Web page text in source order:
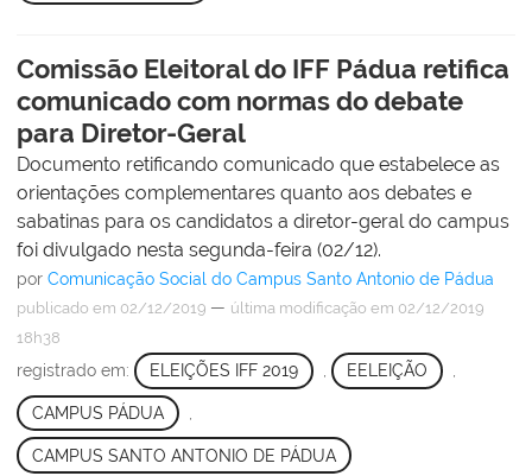
Comissão Eleitoral do IFF Pádua retifica
comunicado com normas do debate
para Diretor-Geral
Documento retificando comunicado que estabelece as
orientações complementares quanto aos debates e
sabatinas para os candidatos a diretor-geral do campus
foi divulgado nesta segunda-feira (02/12).
por Comunicação Social do Campus Santo Antonio de Pádua
publicado em 02/12/2019 — última modificação em 02/12/2019
18h38
registrado em: ELEIÇÕES IFF 2019 , EELEIÇÃO ,
CAMPUS PÁDUA
CAMPUS SANTO ANTONIO DE PÁDUA